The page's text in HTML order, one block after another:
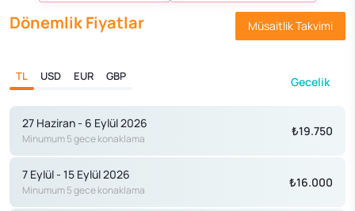
Dönemlik Fiyatlar Müsaitlik Takvimi
TL USD EUR GBP Gecelik
27 Haziran - 6 Eylül 2026
Minumum 5 gece konaklama
₺19.750
7 Eylül - 15 Eylül 2026
Minumum 5 gece konaklama
₺16.000